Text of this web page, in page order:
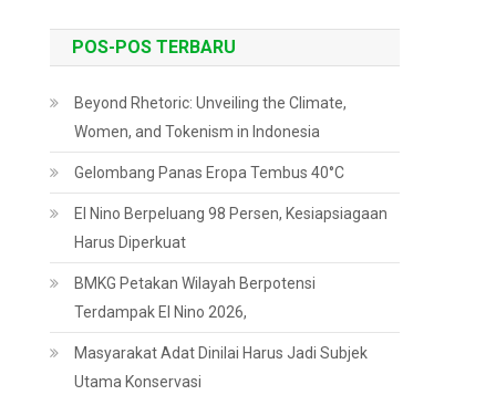
POS-POS TERBARU
Beyond Rhetoric: Unveiling the Climate,
Women, and Tokenism in Indonesia
Gelombang Panas Eropa Tembus 40°C
El Nino Berpeluang 98 Persen, Kesiapsiagaan
Harus Diperkuat
BMKG Petakan Wilayah Berpotensi
Terdampak El Nino 2026,
Masyarakat Adat Dinilai Harus Jadi Subjek
Utama Konservasi